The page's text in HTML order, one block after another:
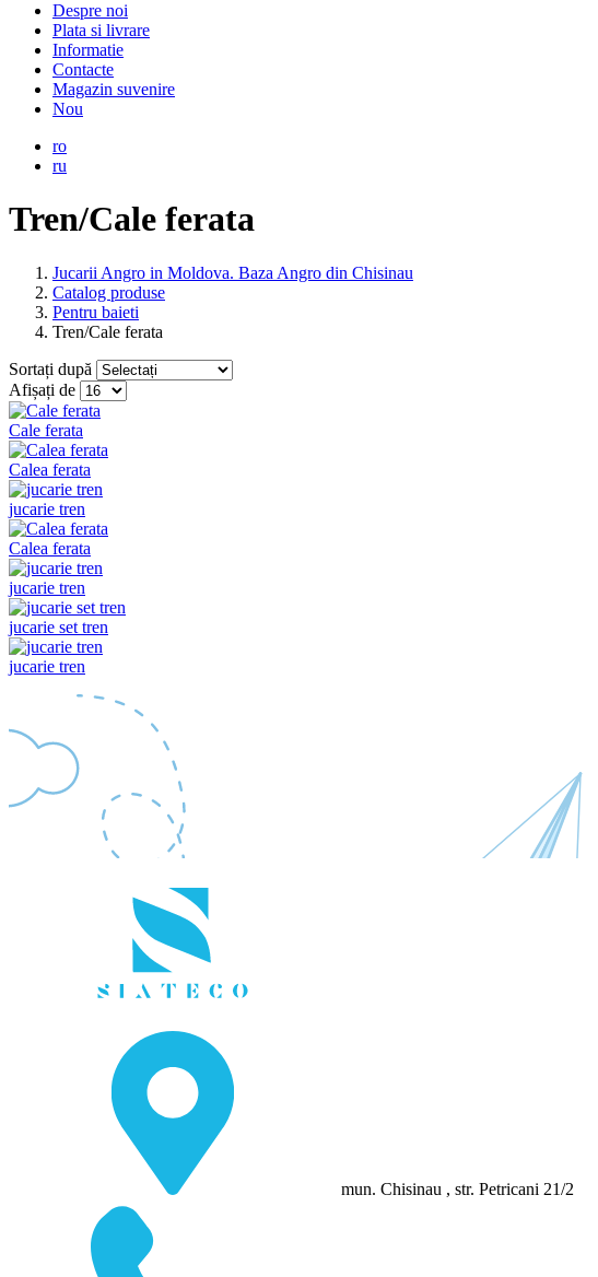
Despre noi
Plata si livrare
Informatie
Contacte
Magazin suvenire
Nou
ro
ru
Tren/Cale ferata
Jucarii Angro in Moldova. Baza Angro din Chisinau
Catalog produse
Pentru baieti
Tren/Cale ferata
Sortați după
Afișați de
Cale ferata
Calea ferata
jucarie tren
Calea ferata
jucarie tren
jucarie set tren
jucarie tren
mun. Chisinau , str. Petricani 21/2